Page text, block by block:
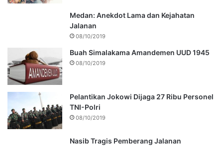
Medan: Anekdot Lama dan Kejahatan
Jalanan
08/10/2019
Buah Simalakama Amandemen UUD 1945
08/10/2019
Pelantikan Jokowi Dijaga 27 Ribu Personel
TNI-Polri
08/10/2019
Nasib Tragis Pemberang Jalanan